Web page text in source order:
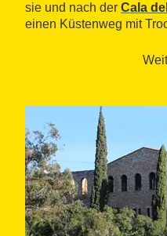
sie und nach der Cala
einen Küstenweg mit
rechts und folgen dem
machen, um den Weg
roten Farbsymbole
Rand dieses
wo wir wieder die erste
Wir gehen an der Playa
einem kleinen Teich. Ab
unserem Weg viele
konstante Eigenschaft